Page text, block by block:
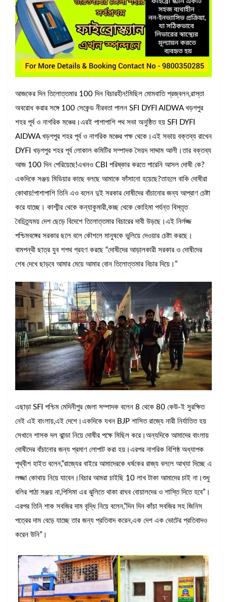
আজকের দিন তিলোত্তমার 100 দিন বিচারহীন!মিছিল মোমবাতি প্রজ্বলন,রাস্তা
অবরোধ করার সঙ্গে 100 সেকেন্ড নীরবতা পালন SFI DYFI AIDWA খড়গপুর
শহর পূর্ব ও নাগরিক মঞ্চের।এরই পাশাপাশি পথ সভা অনুষ্ঠিত হয় SFI DYFI
AIDWA খড়গপুর শহর পূর্ব ও নাগরিক মঞ্চের পক্ষ থেকে।এই সভায় বক্তব্য রাখেন
DYFI খড়গপুর শহর পূর্ব লোকাল কমিটির সম্পাদক সৈয়দ সাদ্দাম আলী।তার বক্তব্য
আজ 100 দিন পেরিয়েছে!এখনও CBI পরিষ্কার করতে পারেনি আসল দোষী কে?
একদিকে সঞ্জয় মিডিয়ার কাছে বলছে আমাকে ফাঁসানো হয়েছে?তাহলে বাকি দোষীরা
কোথায়!পাশাপাশি তিনি এও বলেন দুই সরকার দোষীদের বাঁচানোর জন্য আপ্রাণ চেষ্টা
করে যাচ্ছে। কাশ্মীর থেকে কন্যাকুমারী,কচ্ছ থেকে কোহিমা পর্যন্ত বিস্তৃত
বৈচিত্র্যময় দেশ ছেড়ে বিদেশে তিলোত্তমার বিচারের দাবী উড়ছে।এই নির্লজ্জ
পশ্চিমবঙ্গের সরকার ছলে বলে কৌশলে মানুষকে ভুলিয়ে দেওয়ার চেষ্টা করছে।
বামপন্থী ছাত্র যুব শপথ গ্রহণ করছে “দোষীদের আড়ালকারী সরকার ও দোষীদের
শেষ দেখে ছাড়বে আমার মেয়ে আমার বোন তিলোত্তমার বিচার দিয়ে।”
এছাড়া SFI পশ্চিম মেদিনীপুর জেলা সম্পাদক বলেন 8 থেকে 80 কেউ-ই সুরক্ষিত
নেই এই বাংলায়,এই দেশে।একদিকে যখন BJP শাসিত রাজ্যে নারী নির্যাতিত হয়
সেখানে শাসক দল ঝান্ডা নিয়ে দোষীর পক্ষে মিছিল করে।অন্যদিকে আমাদের বাংলায়
দোষীদের বাঁচানোর জন্য প্রমাণ লোপাট করা হয়।এরপর নাগরিক বিশিষ্ঠ অধ্যাপক
পৃথ্বীশ হাইত বলেন,”রাজ্যের বাইরে আমাদেরকে ধর্ষকের রাজ্য বললে আখ্যা দিচ্ছে এ
লজ্জা কোথায় নিয়ে যাবেন।বিচার আমরা চাইছি 10 লাখ টাকা আমাদের চাই না।শুধু
বলির পাঠা সঞ্জয় না,পিসিমা এর ঝুলিতে থাকা রাঘব বোয়ালদের ও শাস্তি দিতে হবে”।
এরপর তিনি শাক সবজির দাম বৃদ্ধি নিয়ে বলেন,”দিন দিন কাঁচা সবজির সহ জিনিস
পত্রের দাম বেড়ে যাচ্ছে তার জন্য প্রতিবাদ করেন,এক দেশ এক ভোটের প্রতিবাদও
করেন উনি”।